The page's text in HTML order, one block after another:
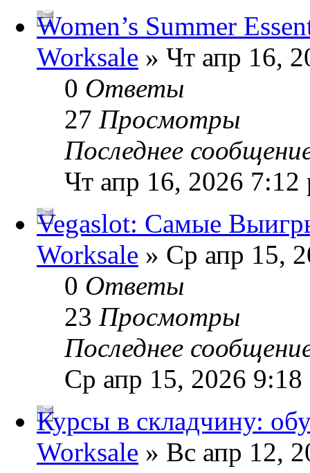
Women’s Summer
Worksale » Чт апр 16,
0 Ответы
27 Просмотры
Последнее
Чт апр 16, 2026 7:12
Vegaslot: Самые
Worksale » Ср апр 15,
0 Ответы
23 Просмотры
Последнее
Ср апр 15, 2026 9:18
Курсы в складчину:
Worksale » Вс апр 12,